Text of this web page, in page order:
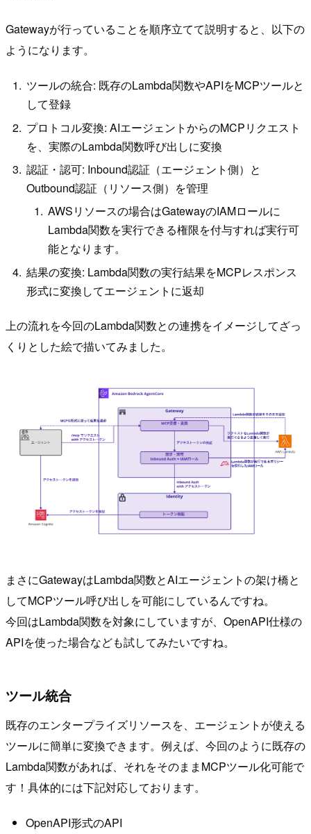
Gatewayが行っていることを順序立てて説明すると、以下の
ようになります。
ツールの統合: 既存のLambda関数やAPIをMCPツールと
して登録
プロトコル変換: AIエージェントからのMCPリクエスト
を、実際のLambda関数呼び出しに変換
認証・認可: Inbound認証（エージェント側）と
Outbound認証（リソース側）を管理
AWSリソースの場合はGatewayのIAMロールに
Lambda関数を実行できる権限を付与すれば実行可
能となります。
結果の変換: Lambda関数の実行結果をMCPレスポンス
形式に変換してエージェントに返却
上の流れを今回のLambda関数との連携をイメージしてざっ
くりとした絵で描いてみました。
まさにGatewayはLambda関数とAIエージェントの架け橋と
してMCPツール呼び出しを可能にしているんですね。
今回はLambda関数を対象にしていますが、OpenAPI仕様の
APIを使った場合なども試してみたいですね。
ツール統合
既存のエンタープライズリソースを、エージェントが使える
ツールに簡単に変換できます。例えば、今回のように既存の
Lambda関数があれば、それをそのままMCPツール化可能で
す！具体的には下記対応しております。
OpenAPI形式のAPI